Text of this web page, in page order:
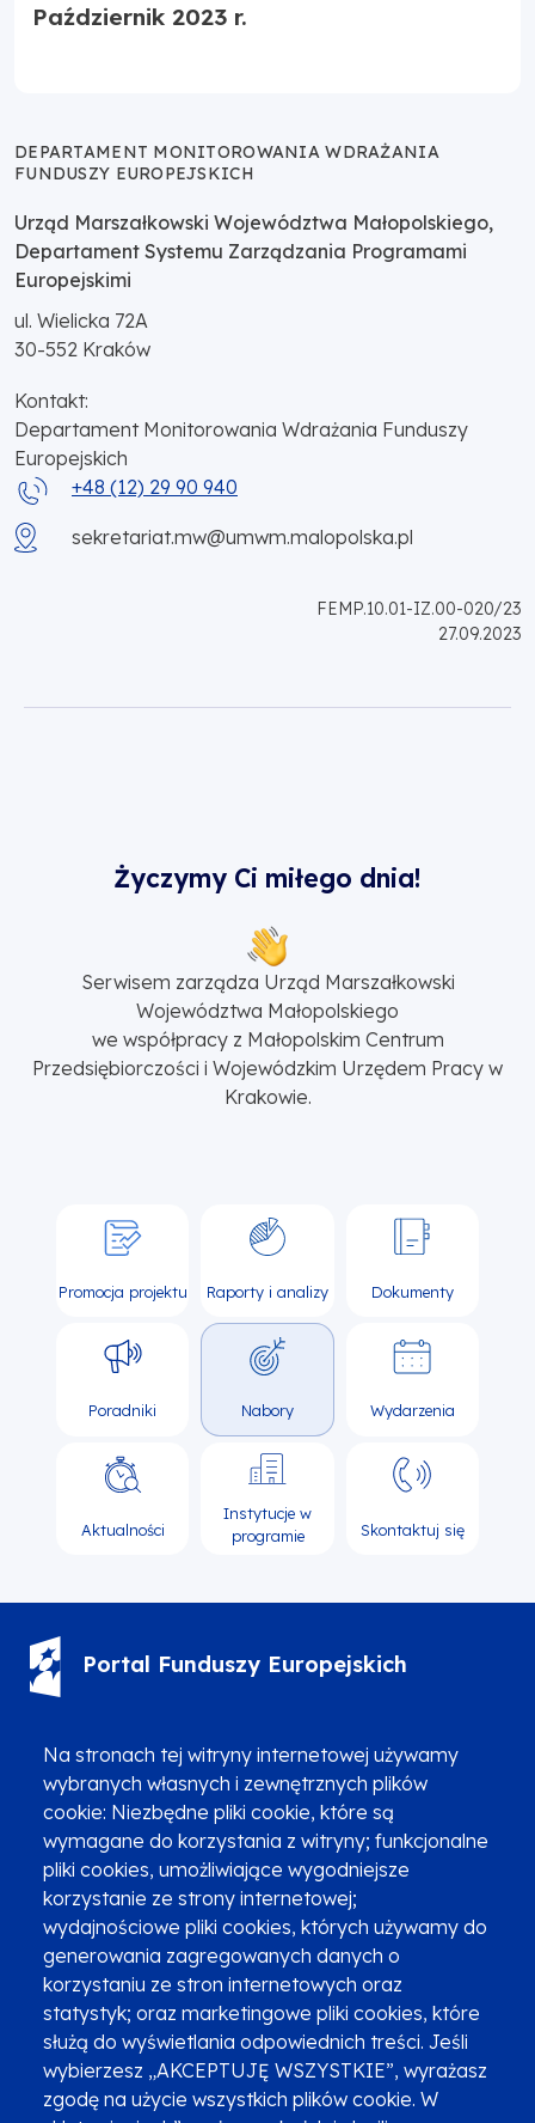
Na stronach tej witryny internetowej używamy
wybranych własnych i zewnętrznych plików
cookie: Niezbędne pliki cookie, które są
wymagane do korzystania z witryny; funkcjonalne
pliki cookies, umożliwiające wygodniejsze
korzystanie ze strony internetowej;
wydajnościowe pliki cookies, których używamy do
generowania zagregowanych danych o
korzystaniu ze stron internetowych oraz
statystyk; oraz marketingowe pliki cookies, które
służą do wyświetlania odpowiednich treści. Jeśli
wybierzesz „AKCEPTUJĘ WSZYSTKIE”, wyrażasz
zgodę na użycie wszystkich plików cookie. W
Październik 2023 r.
DEPARTAMENT MONITOROWANIA WDRAŻANIA
FUNDUSZY EUROPEJSKICH
Urząd Marszałkowski Województwa Małopolskiego,
Departament Systemu Zarządzania Programami
Europejskimi
ul. Wielicka 72A
30-552 Kraków
Kontakt:
Departament Monitorowania Wdrażania Funduszy
Europejskich
+48 (12) 29 90 940
sekretariat.mw@umwm.malopolska.pl
FEMP.10.01-IZ.00-020/23
27.09.2023
Życzymy Ci miłego dnia!
Serwisem zarządza Urząd Marszałkowski
Województwa Małopolskiego
we współpracy z Małopolskim Centrum
Przedsiębiorczości i Wojewódzkim Urzędem Pracy w
Krakowie.
Promocja projektu Raporty i analizy Dokumenty
Poradniki Nabory Wydarzenia
Aktualności
Instytucje w
programie
Skontaktuj się
Portal Funduszy Europejskich
Zgłoszenia podejrzenia niezgodności z KPP i KPON
Newsletter
Fundusze SMS-em
Najczęściej zadawane pytania
Promocja projektu
Zobacz inne programy
Poznaj Fundusze 2014-2020